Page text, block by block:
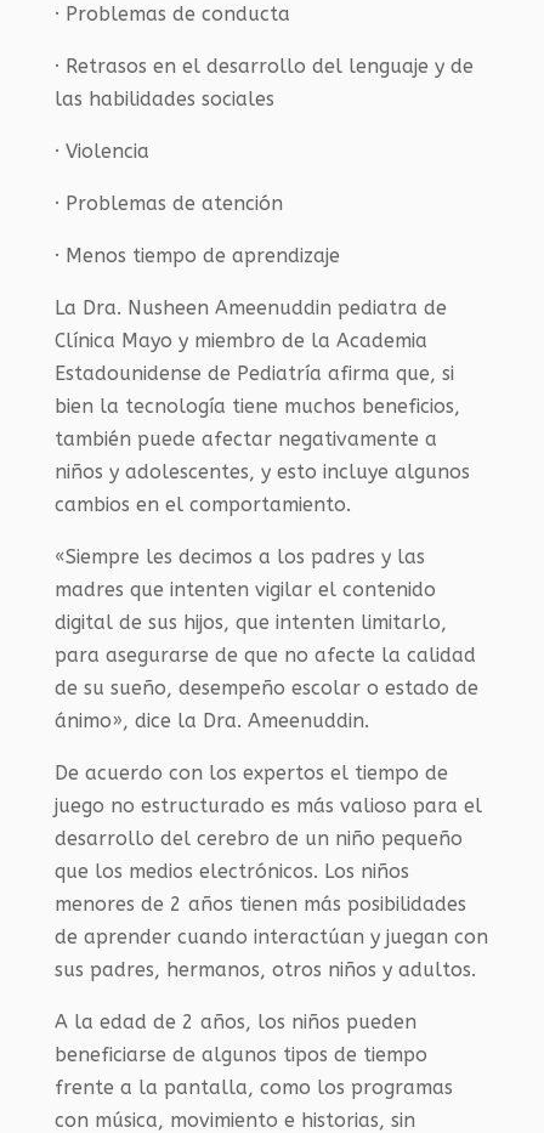
· Problemas de conducta
· Retrasos en el desarrollo del lenguaje y de
las habilidades sociales
· Violencia
· Problemas de atención
· Menos tiempo de aprendizaje
La Dra. Nusheen Ameenuddin pediatra de
Clínica Mayo y miembro de la Academia
Estadounidense de Pediatría afirma que, si
bien la tecnología tiene muchos beneficios,
también puede afectar negativamente a
niños y adolescentes, y esto incluye algunos
cambios en el comportamiento.
«Siempre les decimos a los padres y las
madres que intenten vigilar el contenido
digital de sus hijos, que intenten limitarlo,
para asegurarse de que no afecte la calidad
de su sueño, desempeño escolar o estado de
ánimo», dice la Dra. Ameenuddin.
De acuerdo con los expertos el tiempo de
juego no estructurado es más valioso para el
desarrollo del cerebro de un niño pequeño
que los medios electrónicos. Los niños
menores de 2 años tienen más posibilidades
de aprender cuando interactúan y juegan con
sus padres, hermanos, otros niños y adultos.
A la edad de 2 años, los niños pueden
beneficiarse de algunos tipos de tiempo
frente a la pantalla, como los programas
con música, movimiento e historias, sin